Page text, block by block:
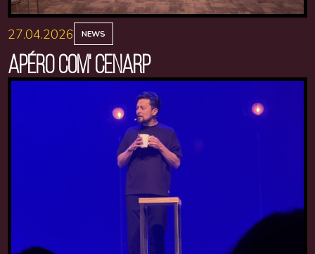
27.04.2026 NEWS
APÉRO COM' CENARP